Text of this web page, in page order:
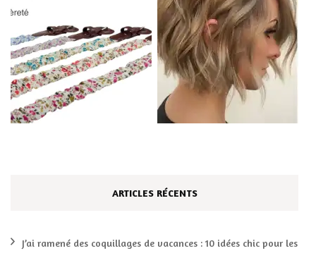
ARTICLES RÉCENTS
J’ai ramené des coquillages de vacances : 10 idées chic pour les